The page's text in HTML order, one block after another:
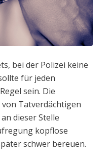
bei der Polizei keine
für jeden
sein. Die
Tatverdächtigen
dieser Stelle
kopflose
schwer bereuen.